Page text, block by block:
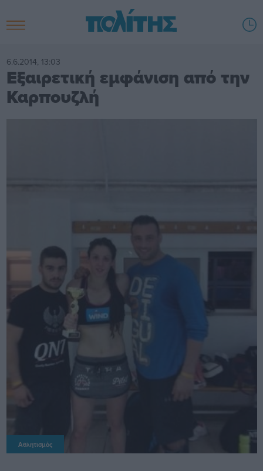
6.6.2014, 13:03
Εξαιρετική εμφάνιση από την
Καρπουζλή
Αθλητισμός